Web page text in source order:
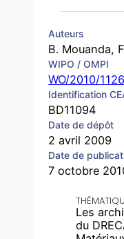
Auteurs
B. Mouanda,
WIPO / OMPI
WO/2010/
Identification
BD11094
Date de dépôt
2 avril 2009
Date de
7 octobre
Les
du